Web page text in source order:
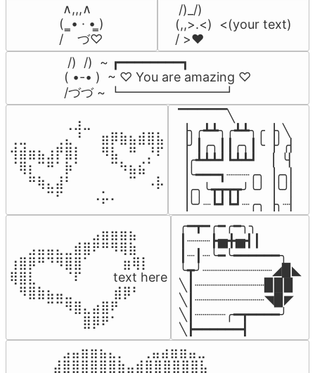
∧,,,∧
(  ̳• · • ̳)
/    づ♡
/)_/)
(,,>.<)  <(your text)
/ >❤️
/)  /)  ~ ┏━━━━━━━━┓
( •-• )  ~ ♡ You are amazing ♡
/づづ ~ ┗━━━━━━━━┛
⠀⠀⠀⠀⠀⠀⢀⣰⣀⠀⠀⠀⠀⠀⠀⠀⠀
⢀⣀⠀⠀⠀⢀⣄⠘⠀⠀⣶⡿⣷⣦⣾⣿⣧
⢺⣾⣶⣦⣰⡟⣿⡇⠀⠀⠻⣧⠀⠛⠀⡘⠏
⠈⢿⡆⠉⠛⠁⡷⠁⠀⠀⠀⠉⠳⣦⣮⠁⠀
⠀⠀⠛⢷⣄⣼⠃⠀⠀⠀⠀⠀⠀⠉⠀⠠⡧
⠀⠀⠀⠀⠉⠋⠀⠀⠀⠠⡥⠄⠀⠀⠀⠀⠀
▔▔▔▔▔╲
▕╮╭┻┻╮╭┻┻╮╭▕╮╲
▕╯┃╭╮┃┃╭╮┃╰▕╯╭▏
▕╭┻┻┻┛┗┻┻┛  ▕  ╰▏
▕╰━━━┓┈┈┈╭╮▕╭╮▏
▕╭╮╰┳┳┳┳╯╰╯▕╰╯▏
▕╰╯┈┗┛┗┛┈╭╮▕╮┈▏
⠀⠀⠀⠀⠀⠀⠀⠀⠀⣠⣶⣶⣶⣦⠀⠀
⠀⠀⣠⣤⣤⣄⣀⣾⣿⠟⠛⠻⢿⣷⠀
⢰⣿⡿⠛⠙⠻⣿⣿⠁⠀⠀ ⠀⣶⢿⡇
⢿⣿⣇⠀⠀⠀⠈⠏⠀⠀⠀ text here
⠀⠻⣿⣷⣦⣤⣀⠀⠀⠀ ⠀⣾⡿⠃⠀
⠀⠀⠀⠀⠉⠉⠻⣿⣄⣴⣿⠟⠀⠀⠀
⠀⠀⠀⠀⠀⠀⠀⠀⣿⡿⠟⠁⠀⠀⠀
╭━┳━╭━╭━╮╮
┃┈┈┈┣▅╋▅┫┃
┃┈┃┈╰━╰━━━━━━╮
╰┳╯┈┈┈┈┈┈┈┈┈◢▉◣
╲┃┈┈┈┈┈┈┈┈┈▉▉▉
╲┃┈┈┈┈┈┈┈┈┈◥▉◤
╲┃┈┈┈┈╭━┳━━━━╯
╲┣━━━━━━┫﻿
⠀⣠⣤⣶⣶⣦⣄⡀  ⠀⢀⣤⣴⣶⣶⣤⣀⠀
⣼⣿⣿⣿⣿⣿⣿⣷⣤⣾⣿⣿⣿⣿⣿⣿⣧